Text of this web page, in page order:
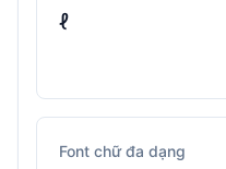
ℓ
Font chữ đa dạng